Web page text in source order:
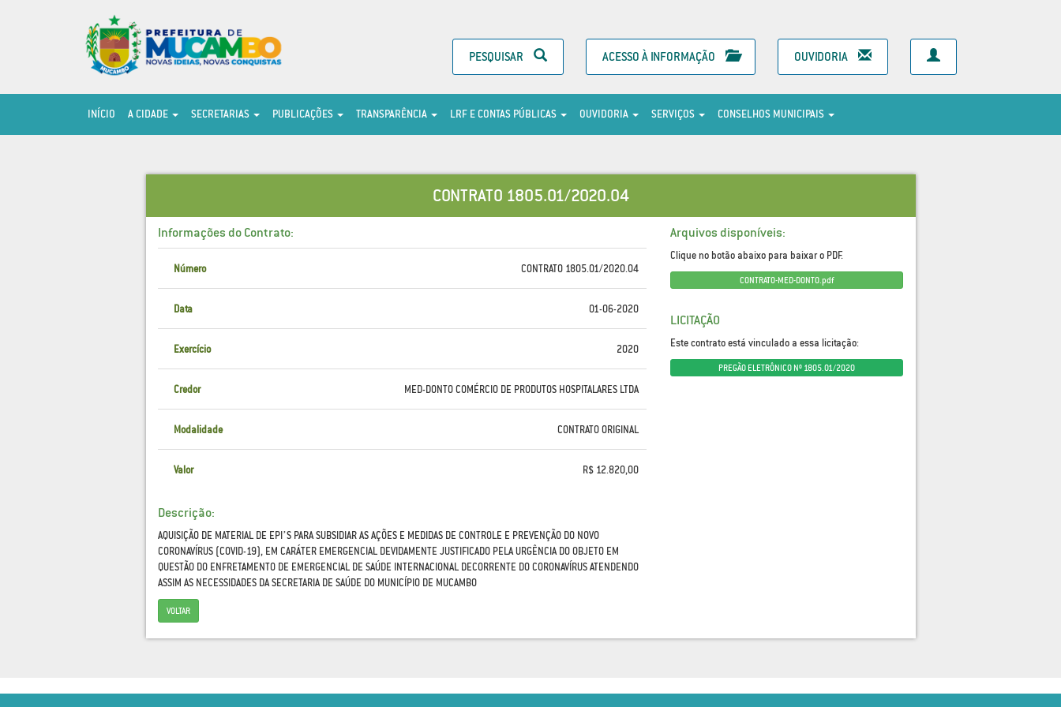
PESQUISAR ACESSO À INFORMAÇÃO OUVIDORIA
INÍCIO A CIDADE SECRETARIAS PUBLICAÇÕES TRANSPARÊNCIA LRF E CONTAS PÚBLICAS OUVIDORIA SERVIÇOS CONSELHOS MUNICIPAIS
CONTRATO 1805.01/2020.04
Informações do Contrato:
Número CONTRATO 1805.01/2020.04
Data 01-06-2020
Exercício 2020
Credor MED-DONTO COMÉRCIO DE PRODUTOS HOSPITALARES LTDA
Modalidade CONTRATO ORIGINAL
Valor R$ 12.820,00
Descrição:
AQUISIÇÃO DE MATERIAL DE EPI’S PARA SUBSIDIAR AS AÇÕES E MEDIDAS DE CONTROLE E PREVENÇÃO DO NOVO
CORONAVÍRUS (COVID-19), EM CARÁTER EMERGENCIAL DEVIDAMENTE JUSTIFICADO PELA URGÊNCIA DO OBJETO EM
QUESTÃO DO ENFRETAMENTO DE EMERGENCIAL DE SAÚDE INTERNACIONAL DECORRENTE DO CORONAVÍRUS ATENDENDO
ASSIM AS NECESSIDADES DA SECRETARIA DE SAÚDE DO MUNICÍPIO DE MUCAMBO
VOLTAR
Arquivos disponíveis:
Clique no botão abaixo para baixar o PDF.
CONTRATO-MED-DONTO.pdf
LICITAÇÃO
Este contrato está vinculado a essa licitação:
PREGÃO ELETRÔNICO Nº 1805.01/2020